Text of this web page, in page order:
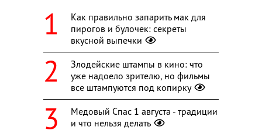
Как правильно запарить мак для
пирогов и булочек: секреты
вкусной выпечки
Злодейские штампы в кино: что
уже надоело зрителю, но фильмы
все штампуются под копирку
Медовый Спас 1 августа - традиции
и что нельзя делать